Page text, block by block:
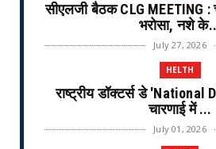
सीएलजी बैठक CLG MEETING :
भरोसा, नशे
July 27, 2026
HELTH
राष्ट्रीय डॉक्टर्स डे 'National
चारणाई में ...
July 01, 2026